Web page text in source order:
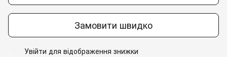
Замовити швидко
Увійти для відображення знижки